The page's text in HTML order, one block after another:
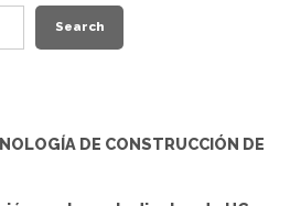
Search
DE CONSTRUCCIÓN DE